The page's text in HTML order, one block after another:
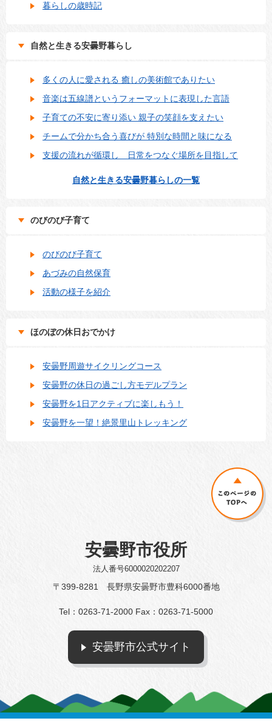
暮らしの歳時記
自然と生きる安曇野暮らし
多くの人に愛される 癒しの美術館でありたい
音楽は五線譜というフォーマットに表現した言語
子育ての不安に寄り添い 親子の笑顔を支えたい
チームで分かち合う喜びが 特別な時間と味になる
支援の流れが循環し 日常をつなぐ場所を目指して
自然と生きる安曇野暮らしの一覧
のびのび子育て
のびのび子育て
あづみの自然保育
活動の様子を紹介
ほのぼの休日おでかけ
安曇野周遊サイクリングコース
安曇野の休日の過ごし方モデルプラン
安曇野を1日アクティブに楽しもう！
安曇野を一望！絶景里山トレッキング
安曇野市役所
法人番号6000020202207
〒399-8281 長野県安曇野市豊科6000番地
Tel：0263-71-2000 Fax：0263-71-5000
安曇野市公式サイト